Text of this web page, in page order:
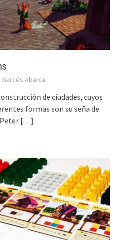
Garcés Abarca
de ciudades, cuyos
formas son su seña de
[…]